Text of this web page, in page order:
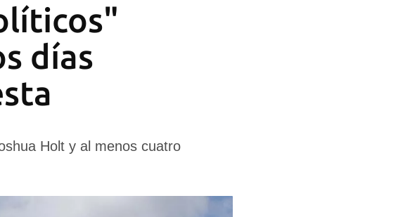
días
Holt y al menos cuatro